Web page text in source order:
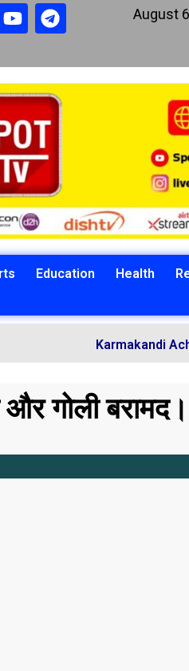
August
Education Health
Karmakandi Acharya
और गोली बरामद।